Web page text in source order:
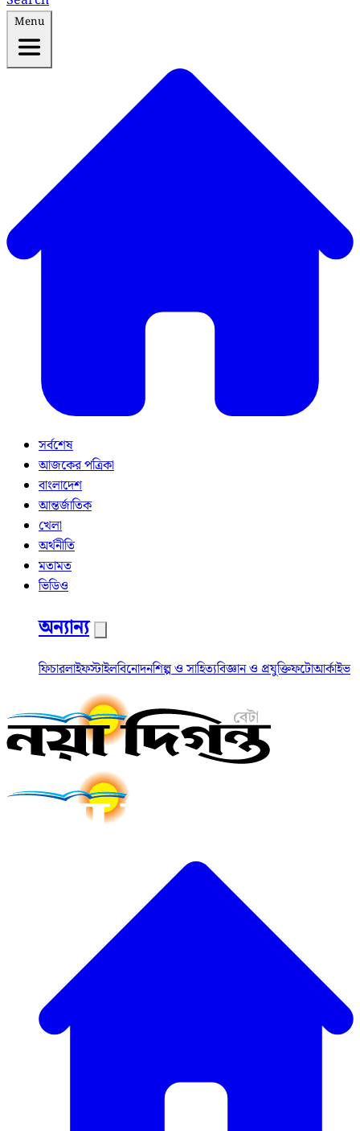
Menu
সর্বশেষ
আজকের পত্রিকা
বাংলাদেশ
আন্তর্জাতিক
খেলা
অর্থনীতি
মতামত
ভিডিও
অন্যান্য
ফিচারলাইফস্টাইলবিনোদনশিল্প ও সাহিত্যবিজ্ঞান ও প্রযুক্তিফটোআর্কাইভ